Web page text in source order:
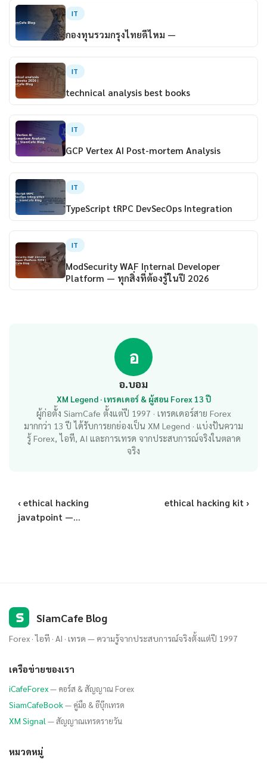
IT
กองทุนรวมกรุงไทยดีไหม —
IT
technical analysis best books
IT
GCP Vertex AI Post-mortem Analysis
IT
TypeScript tRPC DevSecOps Integration
IT
ModSecurity WAF Internal Developer
Platform — ทุกสิ่งที่ต้องรู้ในปี 2026
อ
อ.บอม
XM Legend · เทรดเดอร์ & ผู้สอน Forex 13 ปี
ผู้ก่อตั้ง SiamCafe ตั้งแต่ปี 1997 · เทรดเดอร์สาย Forex
มากกว่า 13 ปี ได้รับการยกย่องเป็น XM Legend · แบ่งปันความ
รู้ Forex, ไอที, AI และการเทรด จากประสบการณ์จริงในตลาด
จริง
‹ ethical hacking
javatpoint —...
ethical hacking kit ›
S SiamCafe Blog
Forex · ไอที · AI · เทรด — ความรู้จากประสบการณ์จริงตั้งแต่ปี 1997
เครือข่ายของเรา
iCafeForex— คอร์ส & สัญญาณ Forex
SiamCafeBook— คู่มือ & อีบุ๊กเทรด
XM Signal — สัญญาณเทรดรายวัน
หมวดหมู่